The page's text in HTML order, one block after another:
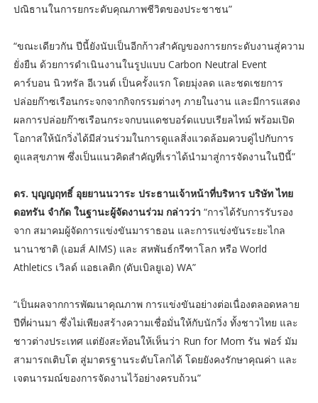
ปณิธานในการยกระดับคุณภาพชีวิตของประชาชน”
“ขณะเดียวกัน ปีนี้ยังนับเป็นอีกก้าวสำคัญของการยกระดับงานสู่ความ
ยั่งยืน ด้วยการดำเนินงานในรูปแบบ Carbon Neutral Event
คาร์บอน นิวทรัล อีเวนต์ เป็นครั้งแรก โดยมุ่งลด และชดเชยการ
ปล่อยก๊าซเรือนกระจกจากกิจกรรมต่างๆ ภายในงาน และมีการแสดง
ผลการปล่อยก๊าซเรือนกระจกบนแดชบอร์ดแบบเรียลไทม์ พร้อมเปิด
โอกาสให้นักวิ่งได้มีส่วนร่วมในการดูแลสิ่งแวดล้อมควบคู่ไปกับการ
ดูแลสุขภาพ ซึ่งเป็นแนวคิดสำคัญที่เราได้นำมาสู่การจัดงานในปีนี้”
ดร. บุญญฤทธิ์ อุยยานนวาระ ประธานเจ้าหน้าที่บริหาร บริษัท ไทย
ดอทรัน จำกัด ในฐานะผู้จัดงานร่วม กล่าวว่า “การได้รับการรับรอง
จาก สมาคมผู้จัดการแข่งขันมาราธอน และการแข่งขันระยะไกล
นานาชาติ (เอมส์ AIMS) และ สหพันธ์กรีฑาโลก หรือ World
Athletics เวิลด์ แอธเลติก (ดับเบิลยูเอ) WA”
“เป็นผลจากการพัฒนาคุณภาพ การแข่งขันอย่างต่อเนื่องตลอดหลาย
ปีที่ผ่านมา ซึ่งไม่เพียงสร้างความเชื่อมั่นให้กับนักวิ่ง ทั้งชาวไทย และ
ชาวต่างประเทศ แต่ยังสะท้อนให้เห็นว่า Run for Mom รัน ฟอร์ มัม
สามารถเติบโต สู่มาตรฐานระดับโลกได้ โดยยังคงรักษาคุณค่า และ
เจตนารมณ์ของการจัดงานไว้อย่างครบถ้วน”